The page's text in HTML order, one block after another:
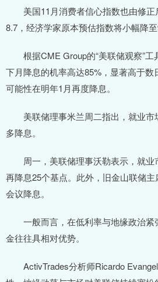
美国11月消费者信心指数也由修正
8.7，经济学家原本预估指数将小幅降至
根据CME Group的“美联储观察”工
下月降息的机率高达85%，显著高于数
可能性在明年1月再度降息。
美联储理事米兰周二指出，就业市
多降息。
周一，美联储理事沃勒表示，就业
再降息25个基点。此外，旧金山联储
会议降息。
一般而言，在低利率与地缘政治紧
金往往具相对优势。
ActivTrades分析师Ricardo